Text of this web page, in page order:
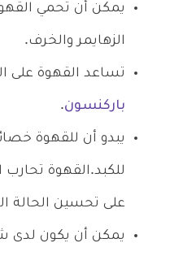
يمكن أن تحمي
الزهايمر والخرف.
تساعد القهوة على
باركنسون.
يبدو أن للقهوة
للكبد.القهوة
على تحسين الحالة
يمكن أن يكون لدى